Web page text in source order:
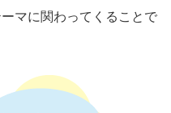
マに関わってくることで